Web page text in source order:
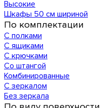
Высокие
Шкафы 50 см шириной
По комплектации
С полками
С ящиками
С крючками
Со штангой
Комбинированные
С зеркалом
Без зеркала